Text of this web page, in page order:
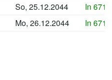
So, 25.12.2044
In
Mo, 26.12.2044 In